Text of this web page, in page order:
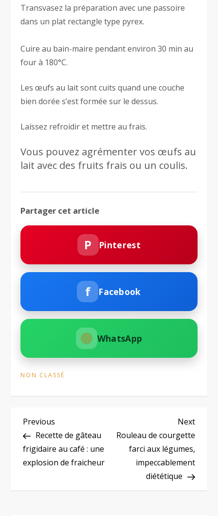
Transvasez la préparation avec une passoire
dans un plat rectangle type pyrex.
Cuire au bain-maire pendant environ 30 min au
four à 180°C.
Les œufs au lait sont cuits quand une couche
bien dorée s’est formée sur le dessus.
Laissez refroidir et mettre au frais.
Vous pouvez agrémenter vos œufs au
lait avec des fruits frais ou un coulis.
Partager cet article
P Pinterest
f Facebook
WhatsApp
NON CLASSÉ
N
a
v
Previous
Post
Previous
Recette de gâteau
frigidaire au café : une
explosion de fraicheur
Next
Post
Next
Rouleau de courgette
farci aux légumes,
impeccablement
diététique